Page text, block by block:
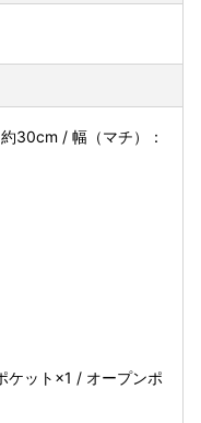
30cm / 幅（マチ）：
ケット×1 / オープンポ